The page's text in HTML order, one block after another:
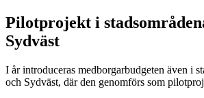
Pilotprojekt i
Sydväst
I år introduceras medborgarbudgeten även i
och Sydväst, där den genomförs som